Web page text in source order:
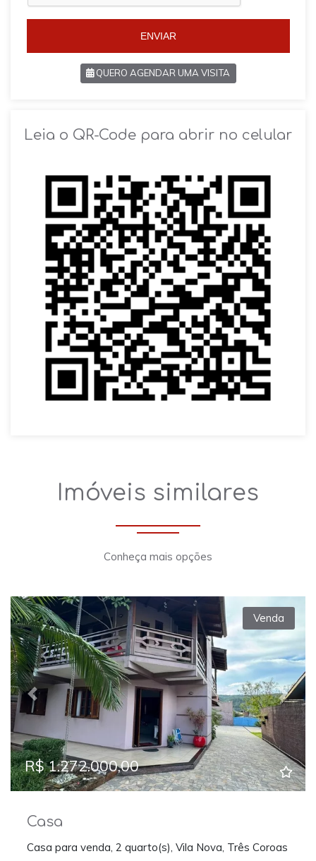
5
5
ENVIAR
QUERO AGENDAR UMA VISITA
Leia o QR-Code para abrir no celular
Imóveis similares
Conheça mais opções
Previous Next
Venda
R$ 1.272.000,00
Casa
Casa para venda, 2 quarto(s), Vila Nova, Três Coroas